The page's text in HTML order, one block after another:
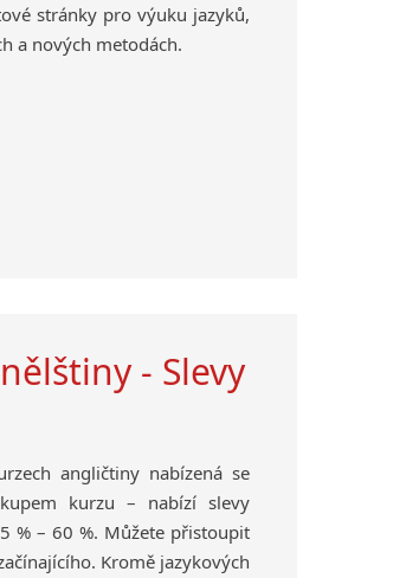
stránky pro výuku jazyků,
a nových metodách.
- Slevy
angličtiny nabízená se
kurzu – nabízí slevy
% – 60 %. Můžete přistoupit
Kromě jazykových